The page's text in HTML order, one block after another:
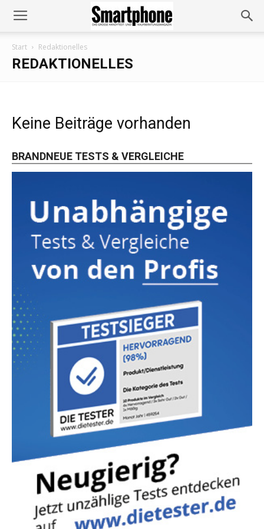
Start Redaktionelles
REDAKTIONELLES
Keine Beiträge vorhanden
BRANDNEUE TESTS & VERGLEICHE